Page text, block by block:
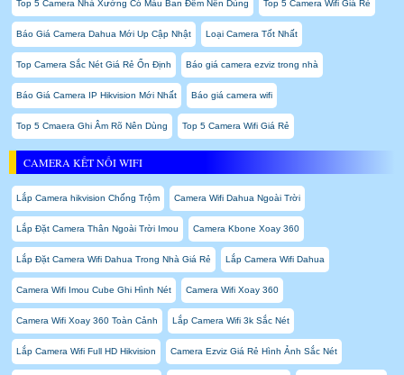
Top 5 Camera Nhà Xưởng Có Màu Ban Đêm Nên Dùng Top 5 Camera Wifi Giá Rẻ
Báo Giá Camera Dahua Mới Up Cập Nhật Loại Camera Tốt Nhất
Top Camera Sắc Nét Giá Rẻ Ổn Định Báo giá camera ezviz trong nhà
Báo Giá Camera IP Hikvision Mới Nhất Báo giá camera wifi
Top 5 Cmaera Ghi Âm Rõ Nên Dùng Top 5 Camera Wifi Giá Rẻ
CAMERA KẾT NỐI WIFI
Lắp Camera hikvision Chống Trộm Camera Wifi Dahua Ngoài Trời
Lắp Đặt Camera Thân Ngoài Trời Imou Camera Kbone Xoay 360
Lắp Đặt Camera Wifi Dahua Trong Nhà Giá Rẻ Lắp Camera Wifi Dahua
Camera Wifi Imou Cube Ghi Hình Nét Camera Wifi Xoay 360
Camera Wifi Xoay 360 Toàn Cảnh Lắp Camera Wifi 3k Sắc Nét
Lắp Camera Wifi Full HD Hikvision Camera Ezviz Giá Rẻ Hình Ảnh Sắc Nét